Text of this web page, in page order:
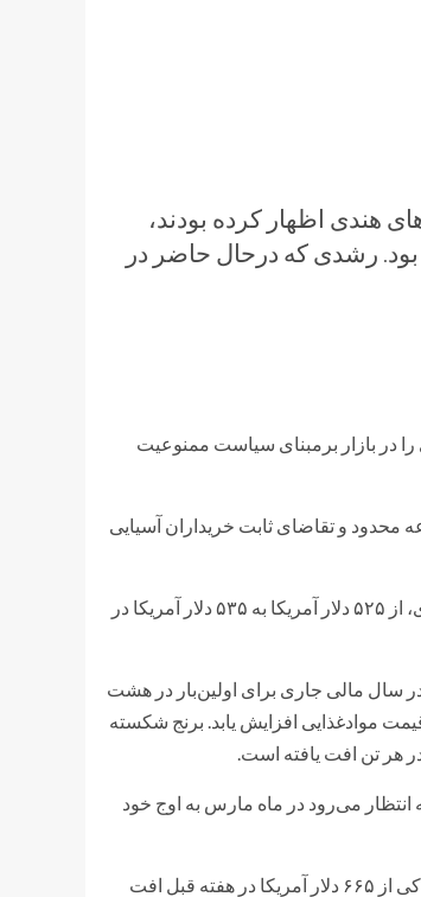
هندی اظهار کرده بودند،
رشدی که درحال حاضر در
در بازار برمبنای سیاست ممنوعیت
و تقاضای ثابت خریداران آسیایی
برنج شکسته ۵ درصدی هندی با قیمت بی‌سابقه ۵۳۳ تا ۵۴۲ دلار در هر تن در هفته جاری، از ۵۲۵ دلار آمریکا به ۵۳۵ دلار آمریکا در
سال مالی جاری برای اولین‌بار در هشت
موادغذایی افزایش یابد. برنج شکسته
می‌رود در ماه مارس به اوج خود
قیمت برنج شکسته ۵ درصدی تایلند بین ۶۶۳ تا ۶۶۵ دلار آمریکا در هر تن ذکر شد که اندکی از ۶۶۵ دلار آمریکا در هفته قبل افت